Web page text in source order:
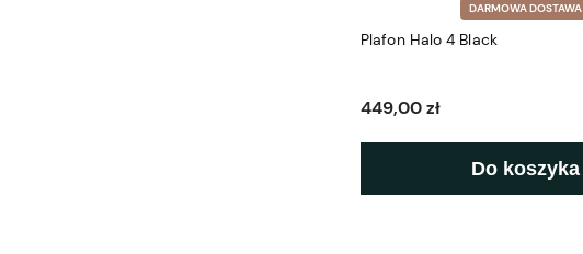
DARMOWA DOSTAWA
Plafon Halo 4 Black
449,00 zł
Do koszyka